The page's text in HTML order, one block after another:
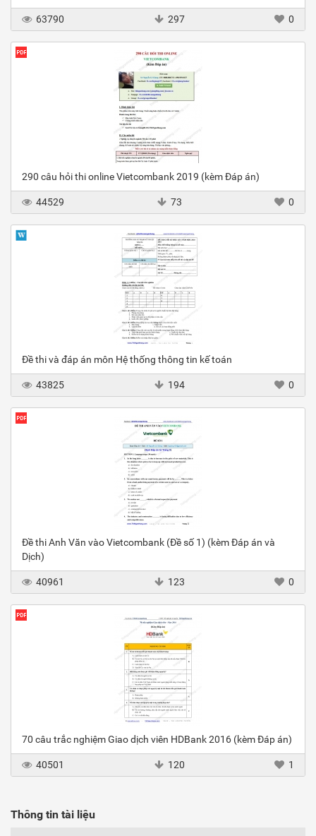
63790 297 0
290 câu hỏi thi online Vietcombank 2019 (kèm Đáp án)
44529 73 0
Đề thi và đáp án môn Hệ thống thông tin kế toán
43825 194 0
Đề thi Anh Văn vào Vietcombank (Đề số 1) (kèm Đáp án và
Dịch)
40961 123 0
70 câu trắc nghiệm Giao dịch viên HDBank 2016 (kèm Đáp án)
40501 120 1
Thông tin tài liệu